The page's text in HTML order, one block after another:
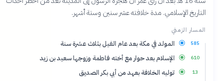
التاريخ الإسلامي. مدة خلافته عشر سنين وستة أشهر.
المسار الزمني
585 المولد في مكة بعد عام الفيل بثلاث عشرة سنة
610 الإسلام بعد حوار مع أخته فاطمة وزوجها سعيد بن زيد
توليه الخلافة بعهد من أبي بكر الصديق